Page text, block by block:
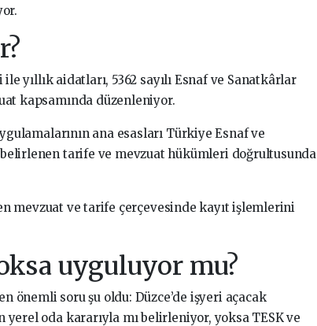
yıllık aidatları, 5362 sayılı Esnaf ve Sanatkârlar
kapsamında düzenleniyor.
ana esasları Türkiye Esnaf ve
tarife ve mevzuat hükümleri doğrultusunda
mevzuat ve tarife çerçevesinde kayıt işlemlerini
uyguluyor mu?
önemli soru şu oldu: Düzce’de işyeri açacak
oda kararıyla mı belirleniyor, yoksa TESK ve